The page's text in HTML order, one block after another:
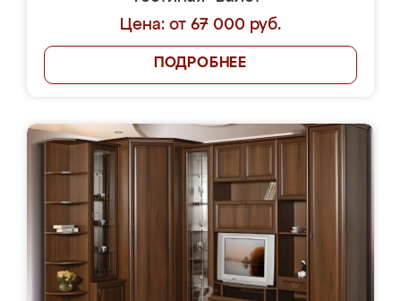
Цена: от 67 000 руб.
ПОДРОБНЕЕ